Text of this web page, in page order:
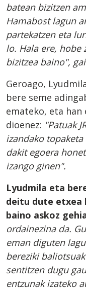
batean bizitzen
Hamabost lagun
partekatzen eta
lo. Hala ere, hobe
bizitzea baino",
Geroago,
bere seme
emateko, eta han
dioenez: "Patuak
izandako
dakit egoera
izango ginen".
Lyudmila eta
deitu dute
baino askoz
ordainezina da.
eman diguten
bereziki
sentitzen dugu
entzunak izateko